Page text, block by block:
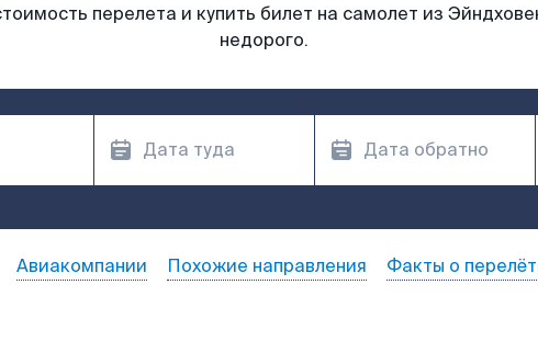
перелета и купить билет на самолет из
недорого.
Авиакомпании Похожие направления Факты о